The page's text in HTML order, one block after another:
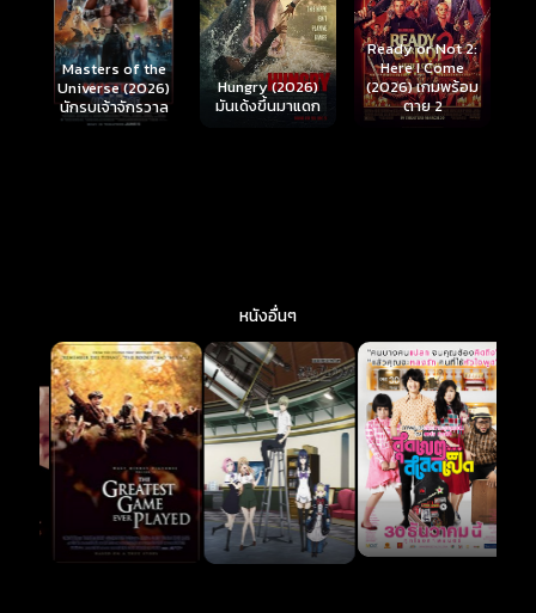
Masters of the
Universe (2026)
นักรบเจ้าจักรวาล
Hungry (2026)
มันเด้งขึ้นมาแดก
Ready or Not 2:
Here I Come
(2026) เกมพร้อม
ตาย 2
หนังอื่นๆ